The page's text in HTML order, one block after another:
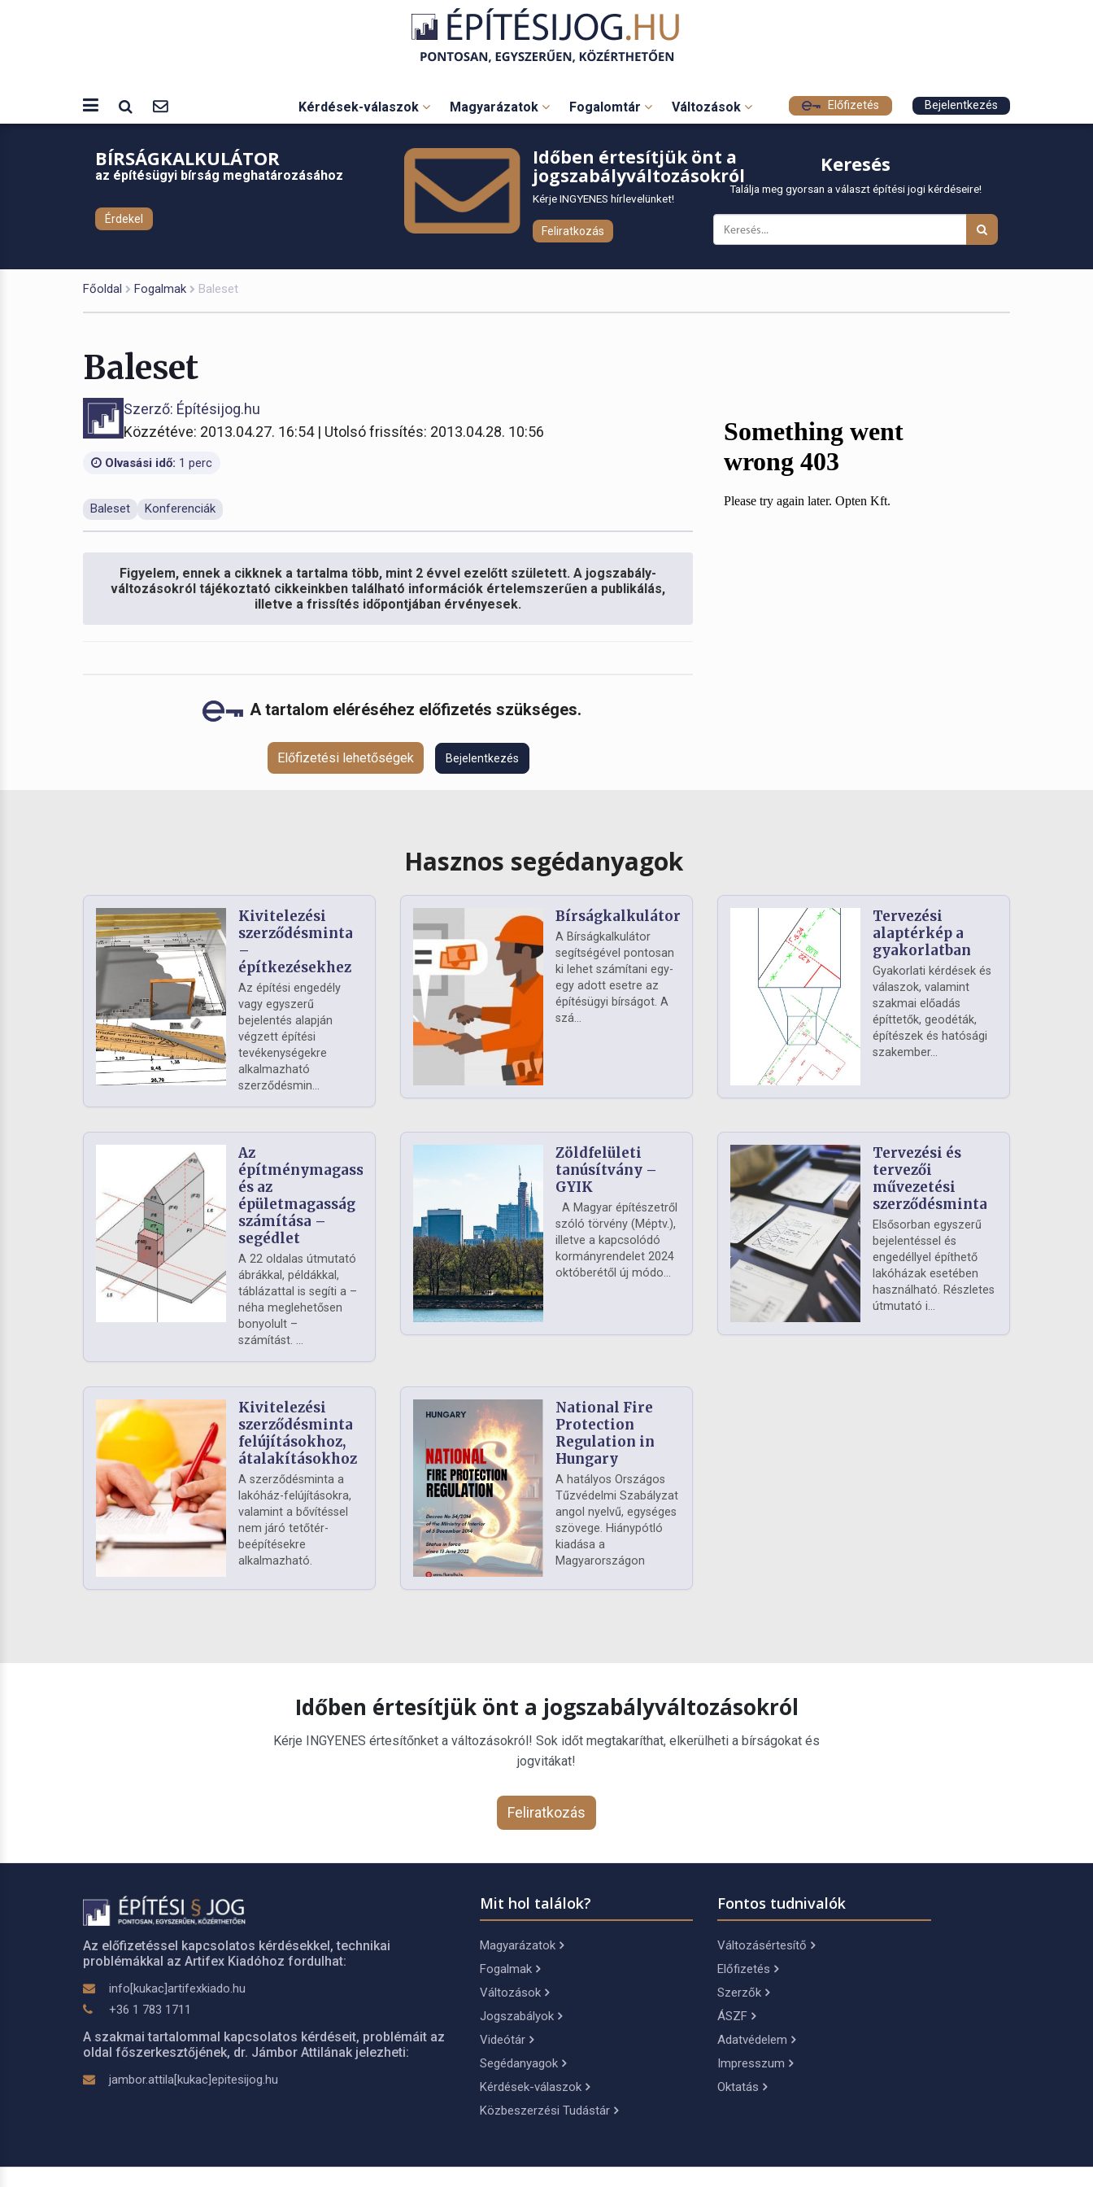
Kérdések-válaszok Magyarázatok Fogalomtár Változások Előfizetés Bejelentkezés
BÍRSÁGKALKULÁTOR
az építésügyi bírság meghatározásához
Érdekel
Időben értesítjük önt a
jogszabályváltozásokról
Kérje INGYENES hírlevelünket!
Feliratkozás
Keresés
Találja meg gyorsan a választ építési jogi kérdéseire!
Főoldal Fogalmak Baleset
Baleset
Szerző: Építésijog.hu
Közzétéve: 2013.04.27. 16:54 | Utolsó frissítés: 2013.04.28. 10:56
Olvasási idő: 1 perc
Baleset Konferenciák
Figyelem, ennek a cikknek a tartalma több, mint 2 évvel ezelőtt született. A jogszabály-
változásokról tájékoztató cikkeinkben található információk értelemszerűen a publikálás,
illetve a frissítés időpontjában érvényesek.
A tartalom eléréséhez előfizetés szükséges.
Előfizetési lehetőségek Bejelentkezés
Hasznos segédanyagok
Kivitelezési
szerződésminta
–
építkezésekhez
Az építési engedély
vagy egyszerű
bejelentés alapján
végzett építési
tevékenységekre
alkalmazható
szerződésmin...
Bírságkalkulátor
A Bírságkalkulátor
segítségével pontosan
ki lehet számítani egy-
egy adott esetre az
építésügyi bírságot. A
szá...
Tervezési
alaptérkép a
gyakorlatban
Gyakorlati kérdések és
válaszok, valamint
szakmai előadás
építtetők, geodéták,
építészek és hatósági
szakember...
Az
építménymagasság
és az
épületmagasság
számítása –
segédlet
A 22 oldalas útmutató
ábrákkal, példákkal,
táblázattal is segíti a –
néha meglehetősen
bonyolult –
számítást. ...
Zöldfelületi
tanúsítvány –
GYIK
A Magyar építészetről
szóló törvény (Méptv.),
illetve a kapcsolódó
kormányrendelet 2024
októberétől új módo...
Tervezési és
tervezői
művezetési
szerződésminta
Elsősorban egyszerű
bejelentéssel és
engedéllyel építhető
lakóházak esetében
használható. Részletes
útmutató i...
Kivitelezési
szerződésminta
felújításokhoz,
átalakításokhoz
A szerződésminta a
lakóház-felújításokra,
valamint a bővítéssel
nem járó tetőtér-
beépítésekre
alkalmazható.
National Fire
Protection
Regulation in
Hungary
A hatályos Országos
Tűzvédelmi Szabályzat
angol nyelvű, egységes
szövege. Hiánypótló
kiadása a
Magyarországon
Időben értesítjük önt a jogszabályváltozásokról
Kérje INGYENES értesítőnket a változásokról! Sok időt megtakaríthat, elkerülheti a bírságokat és
jogvitákat!
Feliratkozás
Az előfizetéssel kapcsolatos kérdésekkel, technikai
problémákkal az Artifex Kiadóhoz fordulhat:
info[kukac]artifexkiado.hu
+36 1 783 1711
A szakmai tartalommal kapcsolatos kérdéseit, problémáit az
oldal főszerkesztőjének, dr. Jámbor Attilának jelezheti:
jambor.attila[kukac]epitesijog.hu
Mit hol találok?
Magyarázatok
Fogalmak
Változások
Jogszabályok
Videótár
Segédanyagok
Kérdések-válaszok
Közbeszerzési Tudástár
Fontos tudnivalók
Változásértesítő
Előfizetés
Szerzők
ÁSZF
Adatvédelem
Impresszum
Oktatás